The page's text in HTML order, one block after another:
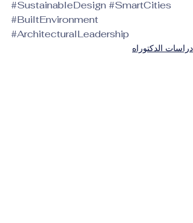
#SustainableDesign#SmartCities
#BuiltEnvironment
#ArchitecturalLeadership
دراسات الدكتوراه